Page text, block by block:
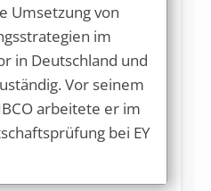
Umsetzung von
im
in Deutsch­land und
Vor sei­nem
arbeite­te er im
bei EY